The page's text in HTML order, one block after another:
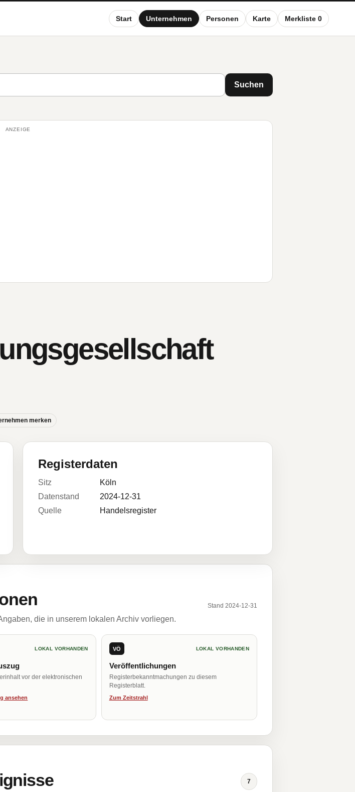
Start Unternehmen Personen Karte Merkliste 0
Suchen
ANZEIGE
merken
Registerdaten
Sitz
Köln
Datenstand
2024-12-31
Quelle
Handelsregister
Stand 2024-12-31
die in unserem lokalen Archiv vorliegen.
LOKAL VORHANDEN
vor der elektronischen
ansehen
VÖ LOKAL VORHANDEN
Veröffentlichungen
Registerbekanntmachungen zu diesem
Registerblatt.
Zum Zeitstrahl
7